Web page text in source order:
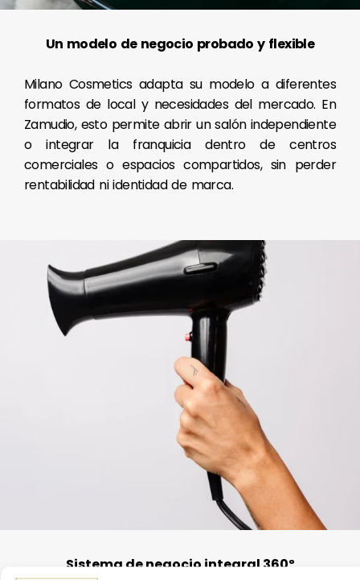
Un modelo de negocio probado y flexible
Milano Cosmetics adapta su modelo a diferentes
formatos de local y necesidades del mercado. En
Zamudio, esto permite abrir un salón independiente
o integrar la franquicia dentro de centros
comerciales o espacios compartidos, sin perder
rentabilidad ni identidad de marca.
Sistema de negocio integral 360º